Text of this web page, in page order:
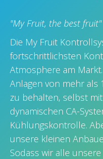
"My Fruit, the best fruit"
Die My Fruit
fortschrittlichsten
Atmosphere am
Anlagen von mehr
zu behalten, selbst
dynamischen CA-
Kühlungskontrolle.
unsere kleinen
Sodass wir alle